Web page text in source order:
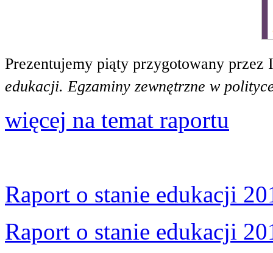
Prezentujemy piąty przygotowany
edukacji. Egzaminy zewnętrzne w
więcej na temat raportu
Raport o stanie edukacji
Raport o stanie edukacji